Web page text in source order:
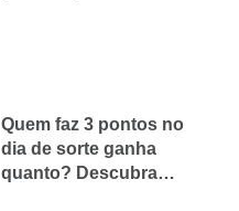
Quem faz 3 pontos no
dia de sorte ganha
quanto? Descubra